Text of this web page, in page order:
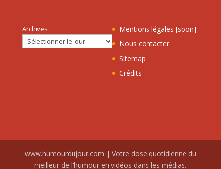
Archives
Mentions légales [soon]
Nous contacter
Sitemap
Crédits
www.humourdujour.com | Votre dose quotidienne du
meilleur de l'humour en vidéos dans les médias.